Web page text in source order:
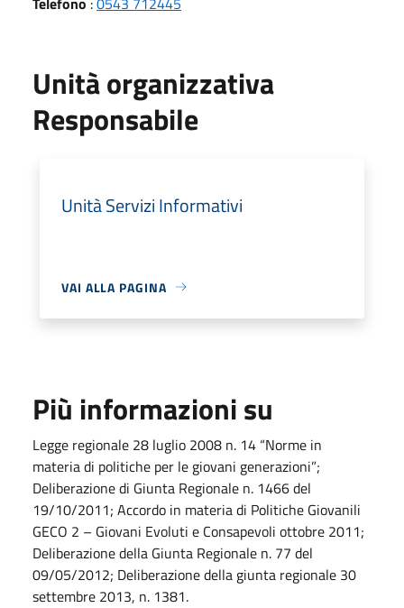
Unità organizzativa
Responsabile
Unità Servizi Informativi
VAI ALLA PAGINA
Più informazioni su
Legge regionale 28 luglio 2008 n. 14 “Norme in
materia di politiche per le giovani generazioni”;
Deliberazione di Giunta Regionale n. 1466 del
19/10/2011; Accordo in materia di Politiche Giovanili
GECO 2 – Giovani Evoluti e Consapevoli ottobre 2011;
Deliberazione della Giunta Regionale n. 77 del
09/05/2012; Deliberazione della giunta regionale 30
settembre 2013, n. 1381.